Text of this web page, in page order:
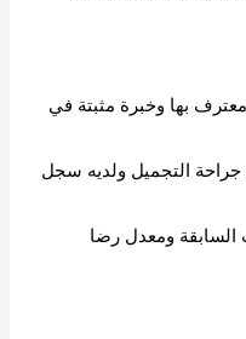
بها وخبرة مثبتة في
التجميل ولديه سجل
السابقة ومعدل رضا